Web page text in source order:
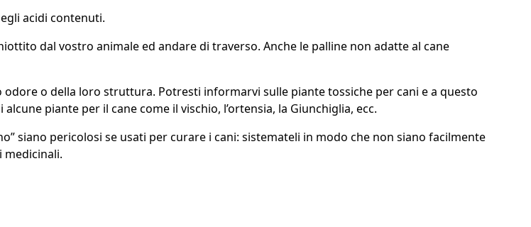
acidi contenuti.
dal vostro animale ed andare di traverso. Anche le palline non adatte al cane
o della loro struttura. Potresti informarvi sulle piante tossiche per cani e a questo
piante per il cane come il vischio, l’ortensia, la Giunchiglia, ecc.
siano pericolosi se usati per curare i cani: sistemateli in modo che non siano facilmente
medicinali.